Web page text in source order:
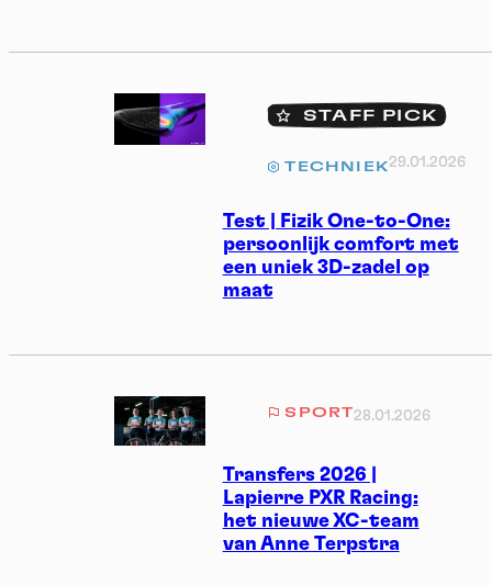
Test | Fizik One-to-One:
persoonlijk comfort met
een uniek 3D-zadel op
maat
STAFF PICK
TECHNIEK 29.01.2026
Transfers 2026 |
Lapierre PXR Racing:
het nieuwe XC-team
van Anne Terpstra
SPORT28.01.2026